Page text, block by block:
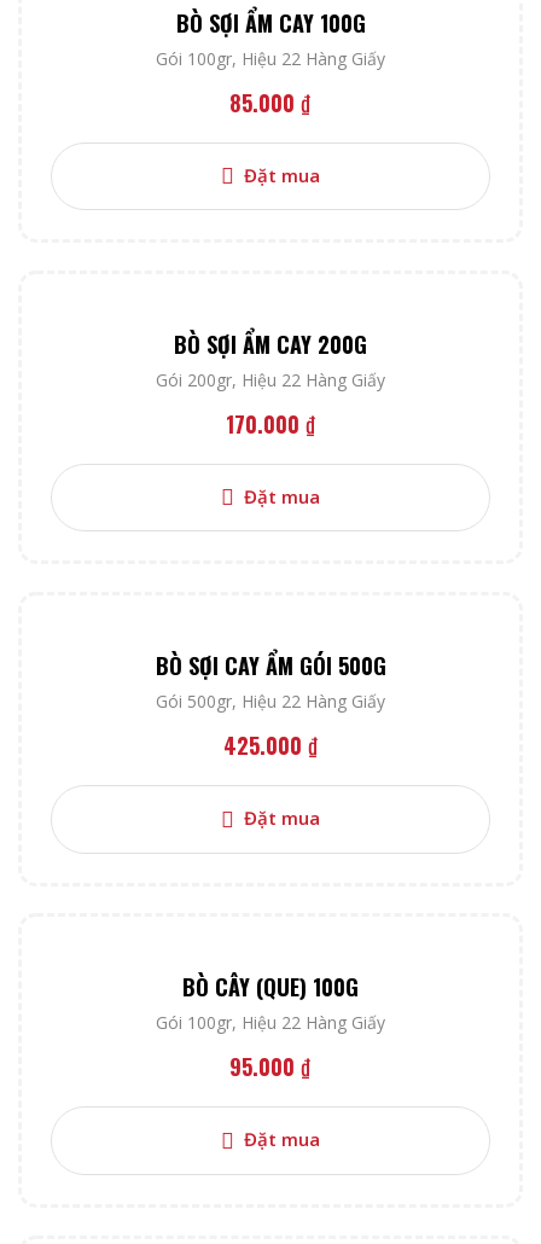
BÒ SỢI ẨM CAY 100G
Gói 100gr, Hiệu 22 Hàng Giấy
85.000 ₫
Đặt mua
BÒ SỢI ẨM CAY 200G
Gói 200gr, Hiệu 22 Hàng Giấy
170.000 ₫
Đặt mua
BÒ SỢI CAY ẨM GÓI 500G
Gói 500gr, Hiệu 22 Hàng Giấy
425.000 ₫
Đặt mua
BÒ CÂY (QUE) 100G
Gói 100gr, Hiệu 22 Hàng Giấy
95.000 ₫
Đặt mua